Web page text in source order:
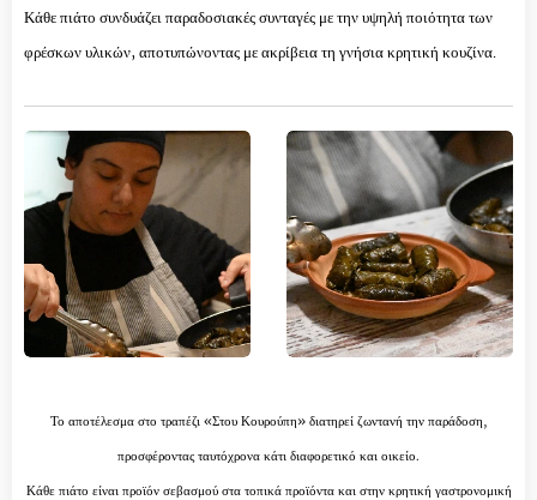
Κάθε πιάτο συνδυάζει παραδοσιακές συνταγές με την υψηλή ποιότητα των
φρέσκων υλικών, αποτυπώνοντας με ακρίβεια τη γνήσια κρητική κουζίνα.
Το αποτέλεσμα στο τραπέζι «Στου Κουρούπη» διατηρεί ζωντανή την παράδοση,
προσφέροντας ταυτόχρονα κάτι διαφορετικό και οικείο.
Κάθε πιάτο είναι προϊόν σεβασμού στα τοπικά προϊόντα και στην κρητική γαστρονομική